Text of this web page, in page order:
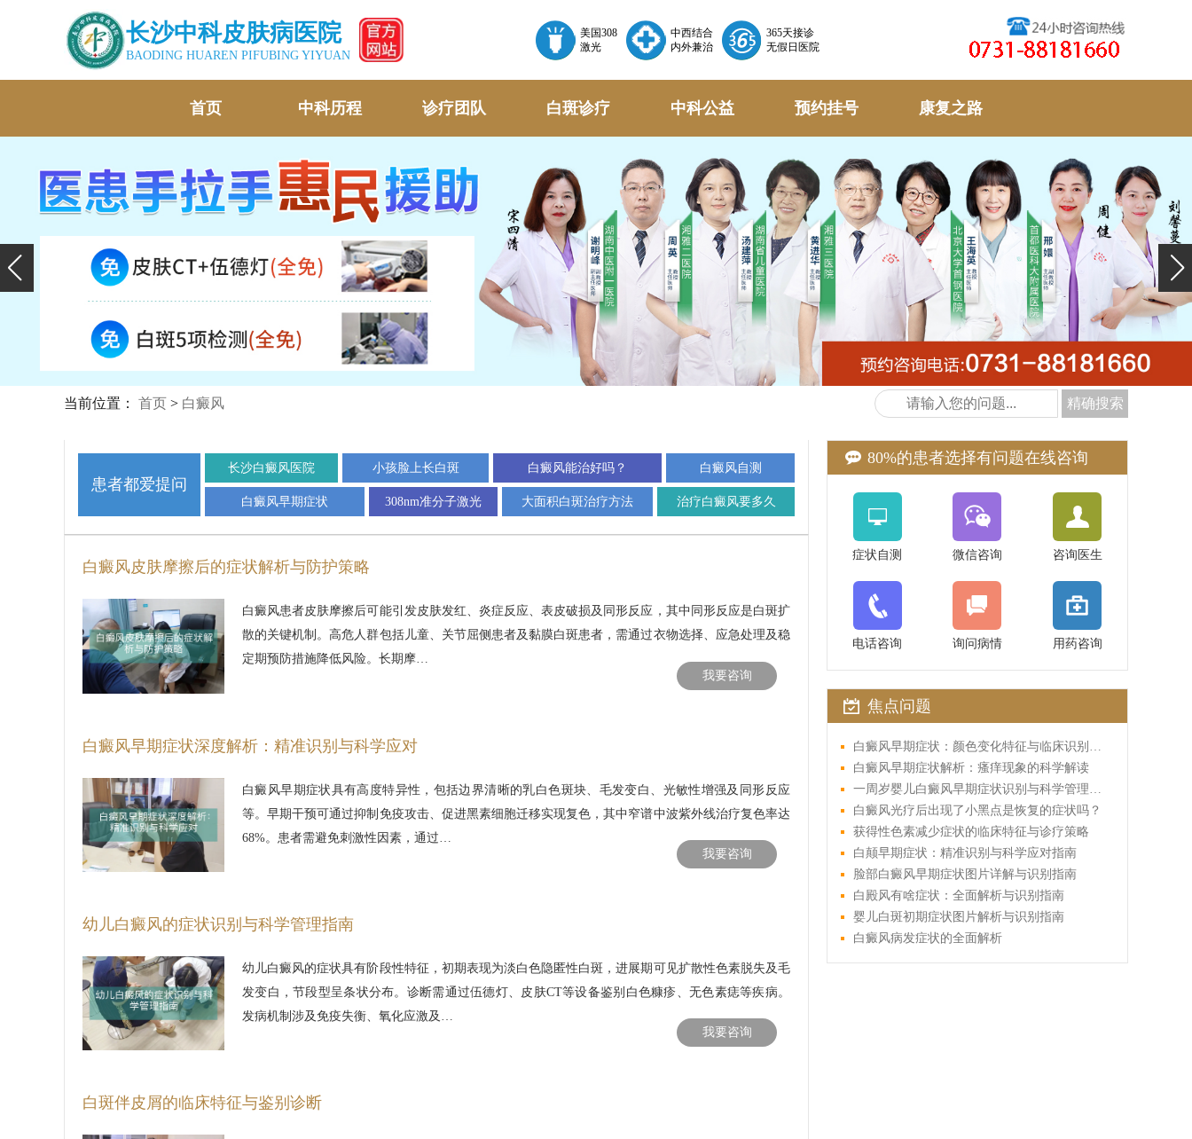
长沙中科皮肤病医院
BAODING HUAREN PIFUBING YIYUAN
美国308
激光
中西结合
内外兼治
365天接诊
无假日医院
首页 中科历程 诊疗团队 白斑诊疗 中科公益 预约挂号 康复之路
当前位置： 首页 > 白癜风 精确搜索
患者都爱提问
长沙白癜风医院 小孩脸上长白斑 白癜风能治好吗？ 白癜风自测
白癜风早期症状 308nm准分子激光 大面积白斑治疗方法 治疗白癜风要多久
白癜风皮肤摩擦后的症状解析与防护策略
白癜风患者皮肤摩擦后可能引发皮肤发红、炎症反应、表皮破损及同形反应，其中同形反应是白斑扩
散的关键机制。高危人群包括儿童、关节屈侧患者及黏膜白斑患者，需通过衣物选择、应急处理及稳
定期预防措施降低风险。长期摩…
我要咨询
白癜风早期症状深度解析：精准识别与科学应对
白癜风早期症状具有高度特异性，包括边界清晰的乳白色斑块、毛发变白、光敏性增强及同形反应
等。早期干预可通过抑制免疫攻击、促进黑素细胞迁移实现复色，其中窄谱中波紫外线治疗复色率达
68%。患者需避免刺激性因素，通过…
我要咨询
幼儿白癜风的症状识别与科学管理指南
幼儿白癜风的症状具有阶段性特征，初期表现为淡白色隐匿性白斑，进展期可见扩散性色素脱失及毛
发变白，节段型呈条状分布。诊断需通过伍德灯、皮肤CT等设备鉴别白色糠疹、无色素痣等疾病。
发病机制涉及免疫失衡、氧化应激及…
我要咨询
白斑伴皮屑的临床特征与鉴别诊断
80%的患者选择有问题在线咨询
症状自测 微信咨询 咨询医生
电话咨询 询问病情 用药咨询
焦点问题
白癜风早期症状：颜色变化特征与临床识别要点
白癜风早期症状解析：瘙痒现象的科学解读
一周岁婴儿白癜风早期症状识别与科学管理指南
白癜风光疗后出现了小黑点是恢复的症状吗？
获得性色素减少症状的临床特征与诊疗策略
白颠早期症状：精准识别与科学应对指南
脸部白癜风早期症状图片详解与识别指南
白殿风有啥症状：全面解析与识别指南
婴儿白斑初期症状图片解析与识别指南
白癜风病发症状的全面解析